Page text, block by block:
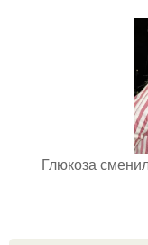
Глюкоза